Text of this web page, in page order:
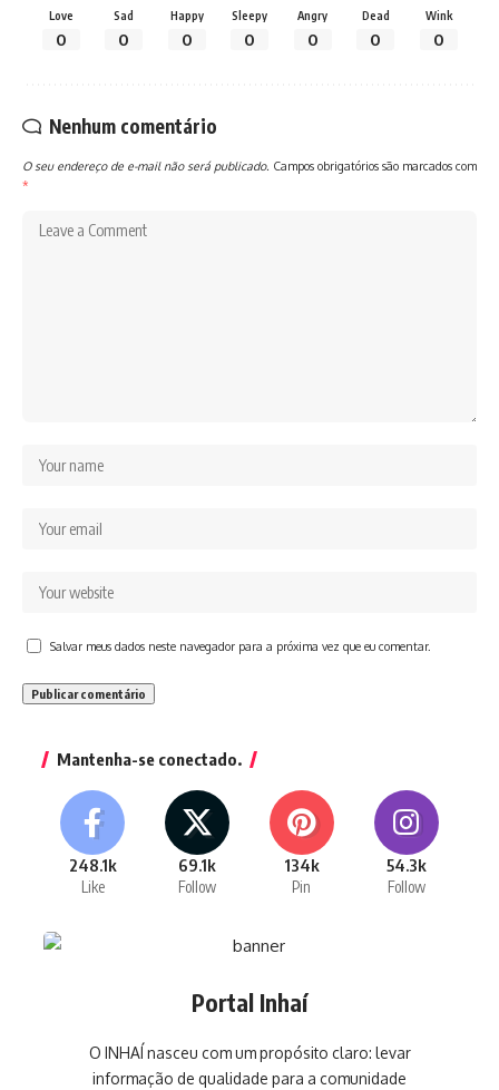
Love
0
Sad
0
Happy
0
Sleepy
0
Angry
0
Dead
0
Wink
0
Nenhum comentário
O seu endereço de e-mail não será publicado. Campos obrigatórios são marcados com
*
Salvar meus dados neste navegador para a próxima vez que eu comentar.
Mantenha-se conectado.
248.1k
Like
69.1k
Follow
134k
Pin
54.3k
Follow
Portal Inhaí
O INHAÍ nasceu com um propósito claro: levar
informação de qualidade para a comunidade